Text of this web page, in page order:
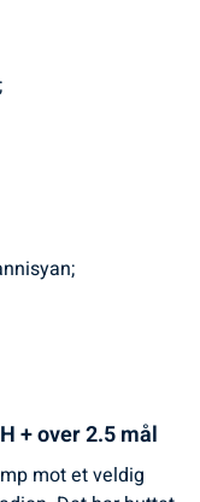
+ over 2.5 mål
mot et veldig